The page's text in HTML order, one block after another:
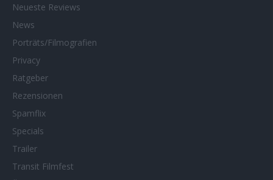
Neueste Reviews
News
Porträts/Filmografien
Privacy
Ratgeber
Rezensionen
Spamflix
Specials
Trailer
Transit Filmfest